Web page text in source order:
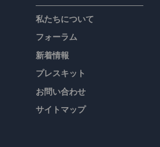
私たちについて
フォーラム
新着情報
プレスキット
お問い合わせ
サイトマップ